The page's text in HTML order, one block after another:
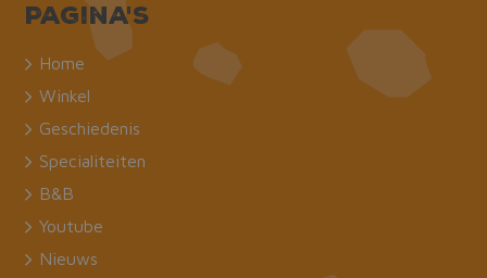
Pagina's
Home
Winkel
Geschiedenis
Specialiteiten
B&B
Youtube
Nieuws